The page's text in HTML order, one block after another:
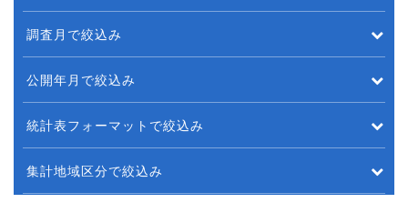
調査月で絞込み
公開年月で絞込み
統計表フォーマットで絞込み
集計地域区分で絞込み